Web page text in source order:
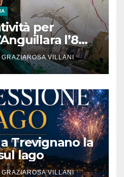
per
l’8
Museo
GRAZIAROSA VILLANI
Trevignano la
lago
GRAZIAROSA VILLANI